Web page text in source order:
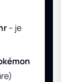
– je